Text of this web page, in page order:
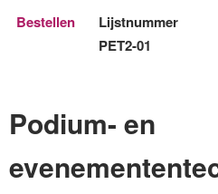
Bestellen
Lijstnummer
PET2-01
Podium- en